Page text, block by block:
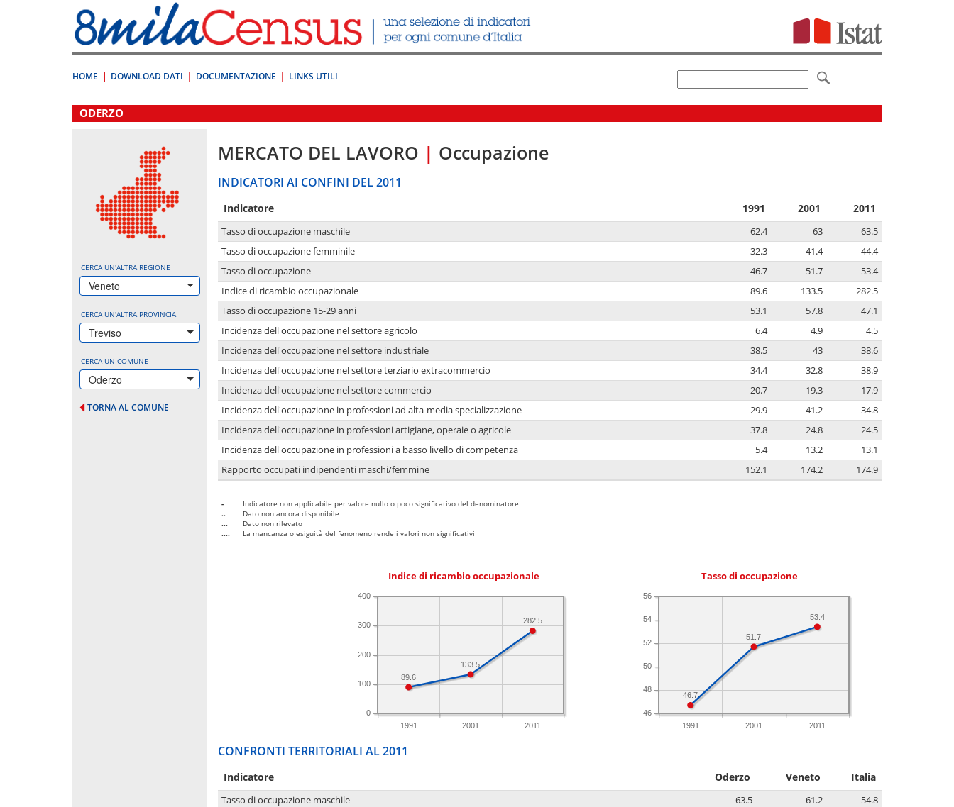
direttamente
a:
Contenuto
HOME DOWNLOAD DATI DOCUMENTAZIONE LINKS UTILI
.
ODERZO
CERCA UN'ALTRA REGIONE
Veneto
CERCA UN'ALTRA PROVINCIA
Treviso
CERCA UN COMUNE
Oderzo
TORNA AL COMUNE
MERCATO DEL LAVORO | Occupazione
INDICATORI AI CONFINI DEL 2011
Indicatore 1991 2001 2011
Tasso di occupazione maschile 62.4 63
63.5
Tasso di occupazione femminile
32.3 41.4
44.4
Tasso di occupazione
46.7 51.7
53.4
Indice di ricambio occupazionale
89.6 133.5
282.5
Tasso di occupazione 15-29 anni
53.1 57.8
47.1
Incidenza dell'occupazione nel settore agricolo
6.4 4.9
4.5
Incidenza dell'occupazione nel settore industriale
38.5 43
38.6
Incidenza dell'occupazione nel settore terziario extracommercio
34.4 32.8
38.9
Incidenza dell'occupazione nel settore commercio
20.7 19.3
17.9
Incidenza dell'occupazione in professioni ad alta-media specializzazione
29.9 41.2
34.8
Incidenza dell'occupazione in professioni artigiane, operaie o agricole
37.8 24.8
24.5
Incidenza dell'occupazione in professioni a basso livello di competenza
5.4 13.2
13.1
Rapporto occupati indipendenti maschi/femmine
152.1 174.2 174.9
-
Indicatore non applicabile per valore nullo o poco significativo del denominatore
..
Dato non ancora disponibile
...
Dato non rilevato
....
La mancanza o esiguità del fenomeno rende i valori non significativi
Indice di ricambio occupazionale
1991 2001 2011
0
100
200
300
400
282.5
133.5
89.6
Tasso di occupazione
1991 2001 2011
46
48
50
52
54
56
53.4
51.7
46.7
CONFRONTI TERRITORIALI AL 2011
Indicatore Oderzo Veneto Italia
Tasso di occupazione maschile 63.5 61.2
54.8